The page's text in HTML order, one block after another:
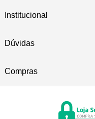
Institucional
Dúvidas
Compras